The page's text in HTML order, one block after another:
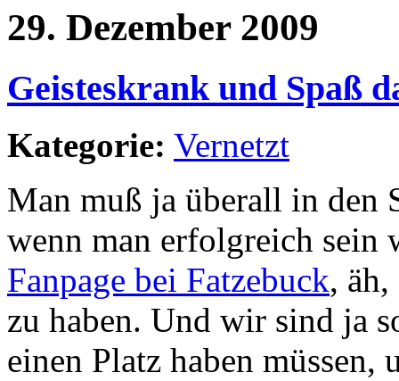
29. Dezember 2009
Geisteskrank und Spaß
Kategorie: Vernetzt
Man muß ja überall in den
wenn man erfolgreich
Fanpage bei Fatzebuck,
zu haben. Und wir sind ja
einen Platz haben müssen,